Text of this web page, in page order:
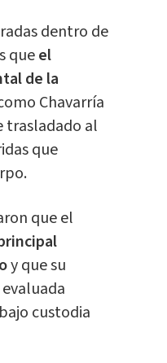
dentro de
queel
de la
Chavarría
trasladado al
que
que el
y que su
custodia